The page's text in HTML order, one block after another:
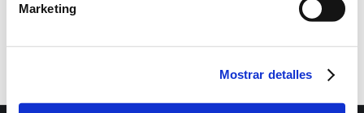
Marketing
Mostrar detalles